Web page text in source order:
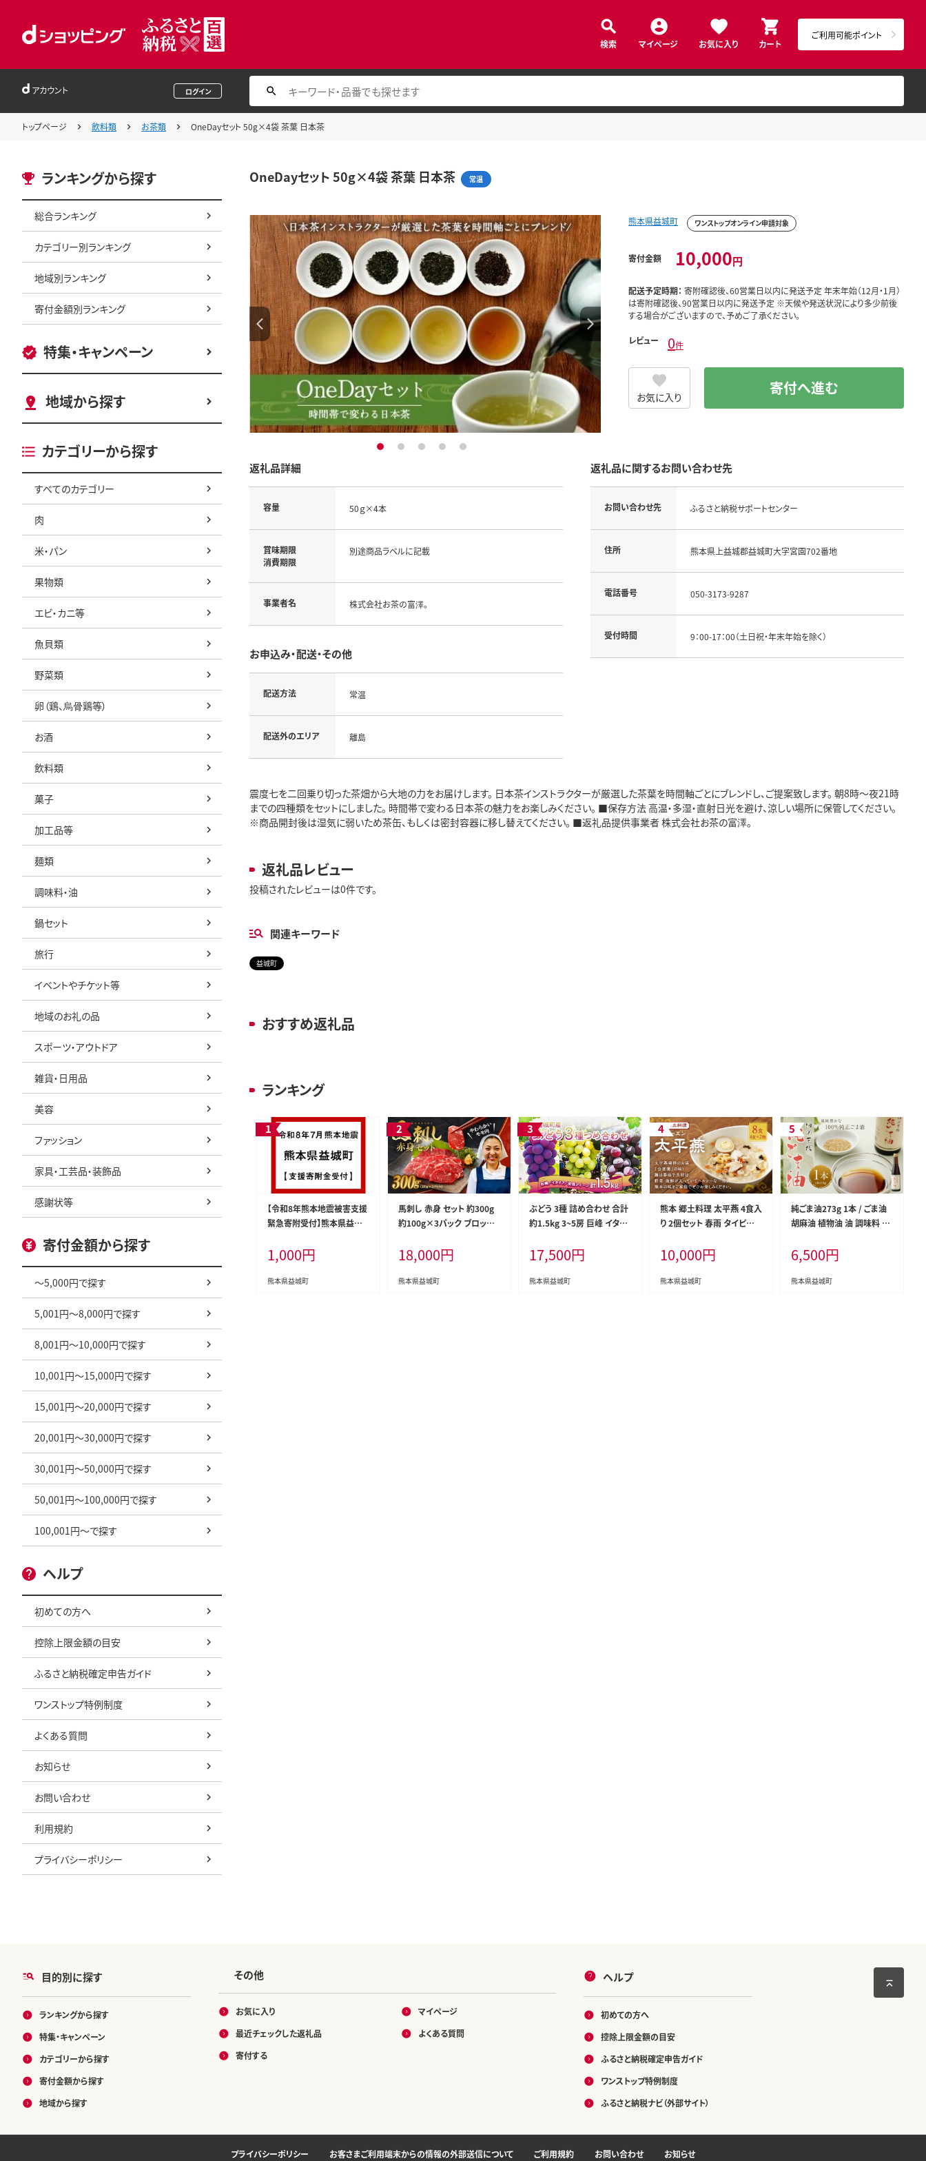
検索 マイページ お気に入り カート
ご利用可能ポイント
アカウント ログイン
トップページ 飲料類 お茶類 OneDayセット 50g×4袋 茶葉 日本茶
ランキングから探す
総合ランキング
カテゴリー別ランキング
地域別ランキング
寄付金額別ランキング
特集・キャンペーン
地域から探す
カテゴリーから探す
すべてのカテゴリー
肉
米・パン
果物類
エビ・カニ等
魚貝類
野菜類
卵（鶏、烏骨鶏等）
お酒
飲料類
菓子
加工品等
麺類
調味料・油
鍋セット
旅行
イベントやチケット等
地域のお礼の品
スポーツ・アウトドア
雑貨・日用品
美容
ファッション
家具・工芸品・装飾品
感謝状等
寄付金額から探す
～5,000円で探す
5,001円～8,000円で探す
8,001円～10,000円で探す
10,001円～15,000円で探す
15,001円～20,000円で探す
20,001円～30,000円で探す
30,001円～50,000円で探す
50,001円～100,000円で探す
100,001円～で探す
ヘルプ
初めての方へ
控除上限金額の目安
ふるさと納税確定申告ガイド
ワンストップ特例制度
よくある質問
お知らせ
お問い合わせ
利用規約
プライバシーポリシー
OneDayセット 50g×4袋 茶葉 日本茶 常温
1 2 3 4 5
熊本県益城町 ワンストップオンライン申請対象
寄付金額 10,000円
配送予定時期： 寄附確認後、60営業日以内に発送予定 年末年始（12月・1月）
は寄附確認後、90営業日以内に発送予定 ※天候や発送状況により多少前後
する場合がございますので、予めご了承ください。
レビュー 0件
お気に入り 寄付へ進む
返礼品詳細
容量 50ｇ×4本
賞味期限
消費期限
別途商品ラベルに記載
事業者名 株式会社お茶の富澤。
お申込み・配送・その他
配送方法 常温
配送外のエリア 離島
返礼品に関するお問い合わせ先
お問い合わせ先 ふるさと納税サポートセンター
住所 熊本県上益城郡益城町大字宮園702番地
電話番号 050-3173-9287
受付時間 9：00-17：00（土日祝・年末年始を除く）
震度七を二回乗り切った茶畑から大地の力をお届けします。 日本茶インストラクターが厳選した茶葉を時間軸ごとにブレンドし、ご提案致します。 朝8時～夜21時
までの四種類をセットにしました。 時間帯で変わる日本茶の魅力をお楽しみください。 ■保存方法 高温・多湿・直射日光を避け、涼しい場所に保管してください。
※商品開封後は湿気に弱いため茶缶、もしくは密封容器に移し替えてください。 ■返礼品提供事業者 株式会社お茶の富澤。
返礼品レビュー
投稿されたレビューは0件です。
関連キーワード
益城町
おすすめ返礼品
ランキング
【令和8年熊本地震被害支援
緊急寄附受付】熊本県益城
はありません）
1,000円
熊本県益城町
馬刺し 赤身 セット 約300g
約100g×3パック ブロック
18,000円
熊本県益城町
ぶどう 3種 詰め合わせ 合計
約1.5kg 3~5房 巨峰 イタリ
月上旬~9月下旬順次発送予
17,500円
熊本県益城町
熊本 郷土料理 太平燕 4食入
り 2個セット 春雨 タイピー
10,000円
熊本県益城町
純ごま油273g 1本 / ごま油
胡麻油 植物油 油 調味料 10
6,500円
熊本県益城町
目的別に探す
ランキングから探す
特集・キャンペーン
カテゴリーから探す
寄付金額から探す
地域から探す
その他
お気に入り
最近チェックした返礼品
寄付する
マイページ
よくある質問
ヘルプ
初めての方へ
控除上限金額の目安
ふるさと納税確定申告ガイド
ワンストップ特例制度
ふるさと納税ナビ（外部サイト）
プライバシーポリシー お客さまご利用端末からの情報の外部送信について ご利用規約 お問い合わせ お知らせ